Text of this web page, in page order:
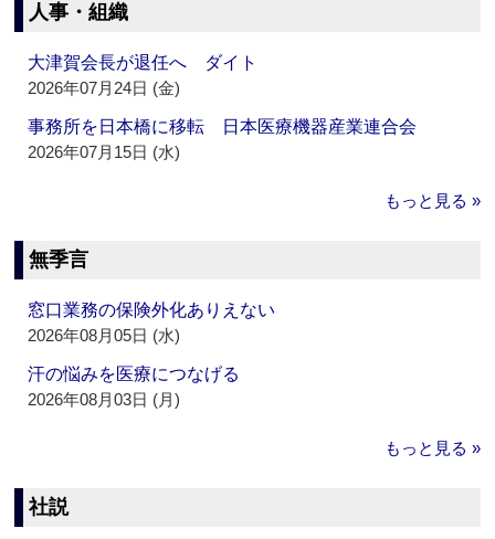
人事・組織
大津賀会長が退任へ ダイト
2026年07月24日 (金)
事務所を日本橋に移転 日本医療機器産業連合会
2026年07月15日 (水)
もっと見る »
無季言
窓口業務の保険外化ありえない
2026年08月05日 (水)
汗の悩みを医療につなげる
2026年08月03日 (月)
もっと見る »
社説